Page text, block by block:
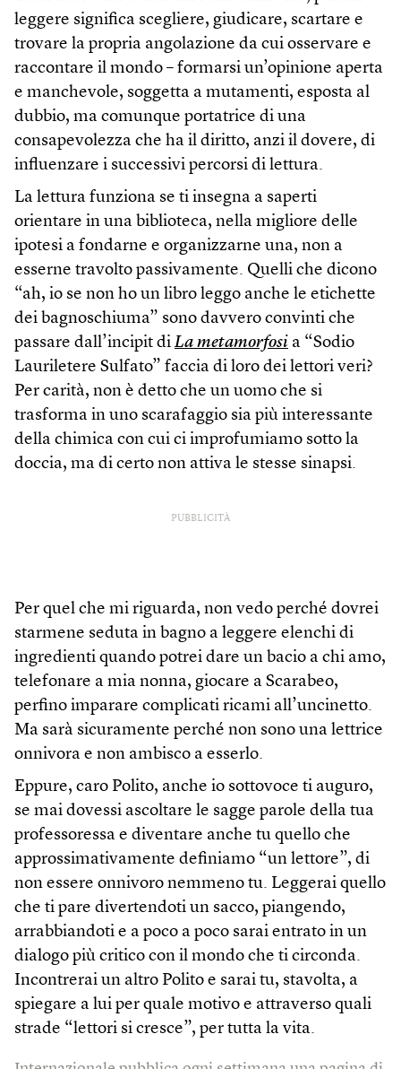
leggere significa scegliere, giudicare, scartare e
trovare la propria angolazione da cui osservare e
raccontare il mondo – formarsi un’opinione aperta
e manchevole, soggetta a mutamenti, esposta al
dubbio, ma comunque portatrice di una
consapevolezza che ha il diritto, anzi il dovere, di
influenzare i successivi percorsi di lettura.
La lettura funziona se ti insegna a saperti
orientare in una biblioteca, nella migliore delle
ipotesi a fondarne e organizzarne una, non a
esserne travolto passivamente. Quelli che dicono
“ah, io se non ho un libro leggo anche le etichette
dei bagnoschiuma” sono davvero convinti che
passare dall’incipit di La metamorfosi a “Sodio
Lauriletere Sulfato” faccia di loro dei lettori veri?
Per carità, non è detto che un uomo che si
trasforma in uno scarafaggio sia più interessante
della chimica con cui ci improfumiamo sotto la
doccia, ma di certo non attiva le stesse sinapsi.
PUBBLICITÀ
Per quel che mi riguarda, non vedo perché dovrei
starmene seduta in bagno a leggere elenchi di
ingredienti quando potrei dare un bacio a chi amo,
telefonare a mia nonna, giocare a Scarabeo,
perfino imparare complicati ricami all’uncinetto.
Ma sarà sicuramente perché non sono una lettrice
onnivora e non ambisco a esserlo.
Eppure, caro Polito, anche io sottovoce ti auguro,
se mai dovessi ascoltare le sagge parole della tua
professoressa e diventare anche tu quello che
approssimativamente definiamo “un lettore”, di
non essere onnivoro nemmeno tu. Leggerai quello
che ti pare divertendoti un sacco, piangendo,
arrabbiandoti e a poco a poco sarai entrato in un
dialogo più critico con il mondo che ti circonda.
Incontrerai un altro Polito e sarai tu, stavolta, a
spiegare a lui per quale motivo e attraverso quali
strade “lettori si cresce”, per tutta la vita.